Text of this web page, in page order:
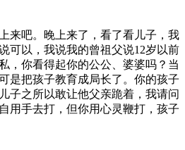
来吧。晚上来了，看了看儿子，我
可以，我说我的曾祖父说12岁以前
，你看得起你的公公、婆婆吗？当
是把孩子教育成局长了。你的孩子
子之所以敢让他父亲跪着，我请问
用手去打，但你用心灵鞭打，孩子